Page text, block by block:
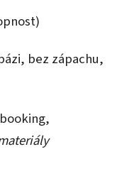
bez zápachu,